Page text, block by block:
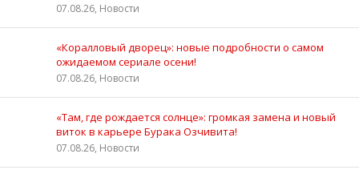
07.08.26, Новости
«Коралловый дворец»: новые подробности о самом
ожидаемом сериале осени!
07.08.26, Новости
«Там, где рождается солнце»: громкая замена и новый
виток в карьере Бурака Озчивита!
07.08.26, Новости